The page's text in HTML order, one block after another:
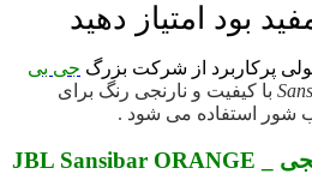
بود امتیاز دهید
پرکاربرد از شرکت بزرگ جی بی
با کیفیت و نارنجی رنگ برای
شور استفاده می شود .
شن بستر سانسیبار نارنجی _ JBL Sansibar ORANGE